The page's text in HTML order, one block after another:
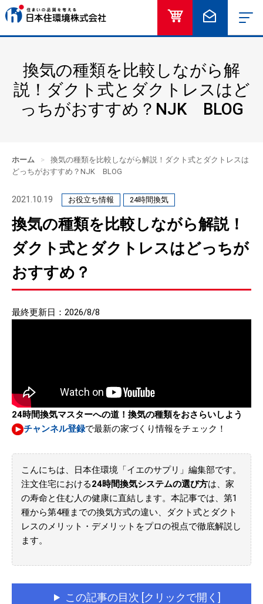
オンラインショ
換気の種類を比較しながら解
説！ダクト式とダクトレスはど
っちがおすすめ？NJK BLOG
ホーム >
換気の種類を比較しながら解説！ダクト式とダクトレスは
どっちがおすすめ？NJK BLOG
2021.10.19 お役立ち情報 24時間換気
換気の種類を比較しながら解説！
ダクト式とダクトレスはどっちが
おすすめ？
最終更新日：2026/8/8
24時間換気マスターへの道！換気の種類をおさらいしよう
チャンネル登録で最新の家づくり情報をチェック！
こんにちは、日本住環境「イエのサプリ」編集部です。
注文住宅における24時間換気システムの選び方は、家
の寿命と住む人の健康に直結します。本記事では、第1
種から第4種までの換気方式の違い、ダクト式とダクト
レスのメリット・デメリットをプロの視点で徹底解説し
ます。
この記事の目次 [クリックで開く]